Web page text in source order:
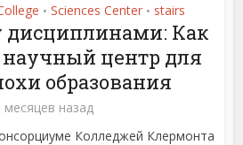
• Sciences Center • stairs
Как
научный центр для
образования
месяцев назад
Колледжей Клермонта